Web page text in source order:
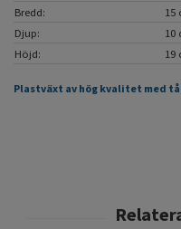
Bredd:
15
Djup:
10
Höjd:
19
Plastväxt av hög kvalitet med